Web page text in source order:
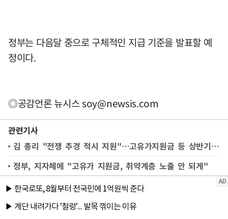
정부는 다음달 중으로 구체적인 지급 기준을 발표할 예
정이다.
◎공감언론 뉴시스soy@newsis.com
관련기사
김 총리 "전쟁 추경 적시 지원"…고유가지원금 등 상반기 85% 집행(종합)
정부, 지자체에 "고유가 지원금, 취약계층 노출 안 되게"